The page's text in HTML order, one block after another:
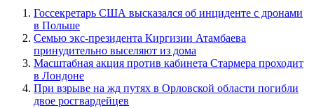
Госсекретарь США высказался об инциденте с дронами
в Польше
Семью экс-президента Киргизии Атамбаева
принудительно выселяют из дома
Масштабная акция против кабинета Стармера проходит
в Лондоне
При взрыве на жд путях в Орловской области погибли
двое росгвардейцев